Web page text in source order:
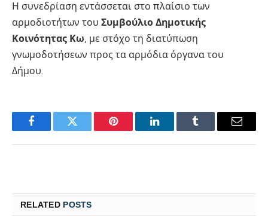
Η συνεδρίαση εντάσσεται στο πλαίσιο των
αρμοδιοτήτων του Συμβούλιο Δημοτικής
Κοινότητας Κω, με στόχο τη διατύπωση
γνωμοδοτήσεων προς τα αρμόδια όργανα του
Δήμου.
FacebookTwitter Pinterest LinkedInTumblr Email
RELATED POSTS